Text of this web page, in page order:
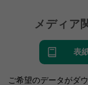
メディア
表
ご希望のデータがダ